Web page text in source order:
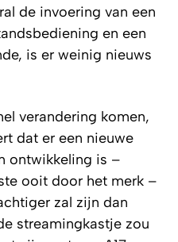
de invoering van een
en een
is er weinig nieuws
verandering komen,
dat er een nieuwe
ontwikkeling is –
ooit door het merk –
zal zijn dan
streamingkastje zou